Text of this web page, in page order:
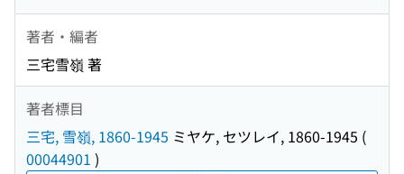
著者・編者
三宅雪嶺 著
著者標目
三宅, 雪嶺, 1860-1945 ミヤケ, セツレイ, 1860-1945 (
00044901 )